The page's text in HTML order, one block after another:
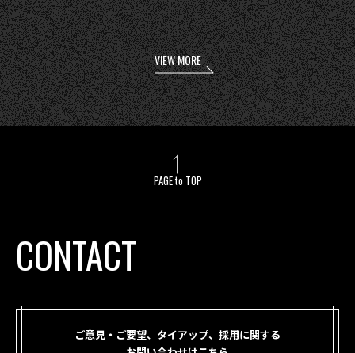
VIEW MORE
PAGE to TOP
CONTACT
ご意見・ご要望、タイアップ、採用に関する